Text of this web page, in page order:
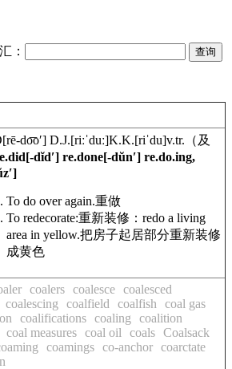
：
[rē-do͞o′] D.J.[riːˈduː]K.K.[riˈdu]v.tr. （及
dĭdʹ] re.done[-dŭnʹ] re.do.ing,
To do over again.重做
To redecorate:重新装修： redo a living
area in yellow.把房子起居部分重新装修
成黄色
coalers coalesce coalesced
coalescing coalfield coalfish
coal gas
coalifications coaling
coalition
coal measures coal oil coals Coalsack
coamings co-anchor coarctate